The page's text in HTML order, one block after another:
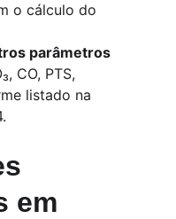
o cálculo do
parâmetros
CO, PTS,
listado na
em